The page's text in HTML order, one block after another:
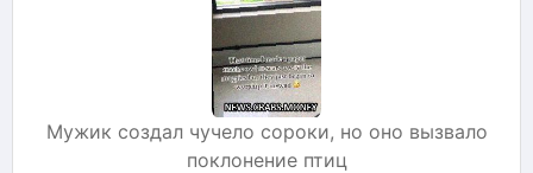
Мужик создал чучело сороки, но оно вызвало
поклонение птиц